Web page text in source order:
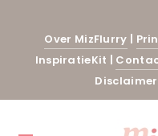
Over MizFlurry |
InspiratieKit |
Disclaimer